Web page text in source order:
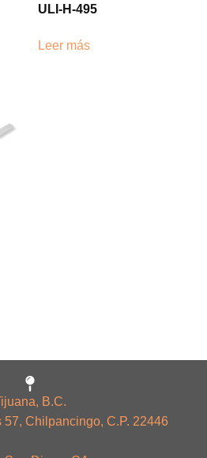
ULI-H-495
Leer más
B.C.
57, Chilpancingo, C.P. 22446